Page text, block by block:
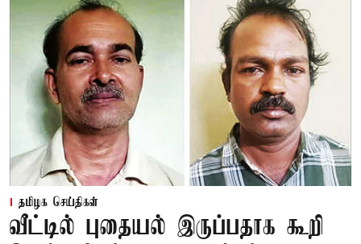
தமிழக செய்திகள்
வீட்டில் புதையல் இருப்பதாக கூறி